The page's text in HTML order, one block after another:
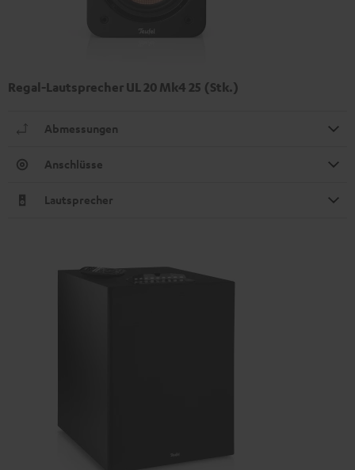
Regal-Lautsprecher UL 20 Mk4 25 (Stk.)
Abmessungen
Anschlüsse
Lautsprecher